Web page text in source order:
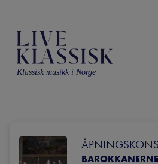
Klassisk musikk i Norge
BAROKKANERNE